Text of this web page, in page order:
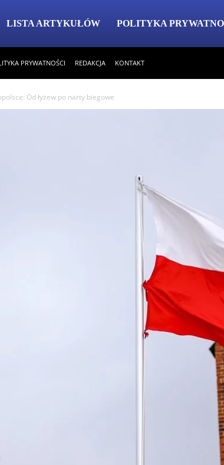
LISTA ARTYKUŁÓW POLITYKA
PRYWATNOŚCI REDAKCJA KONTAKT
Od łyżew po narty biegowe